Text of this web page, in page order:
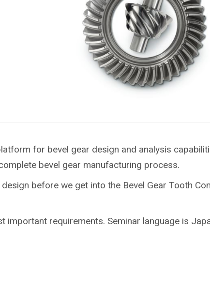
for bevel gear design and analysis
bevel gear manufacturing process.
before we get into the Bevel Gear Tooth
requirements. Seminar language is